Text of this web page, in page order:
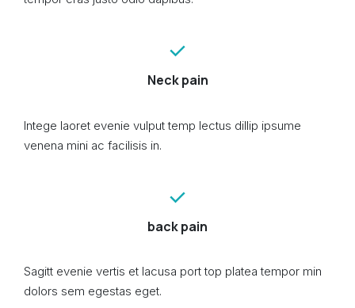
Neck pain
Intege laoret evenie vulput temp lectus dillip ipsume
venena mini ac facilisis in.
back pain
Sagitt evenie vertis et lacusa port top platea tempor min
dolors sem egestas eget.